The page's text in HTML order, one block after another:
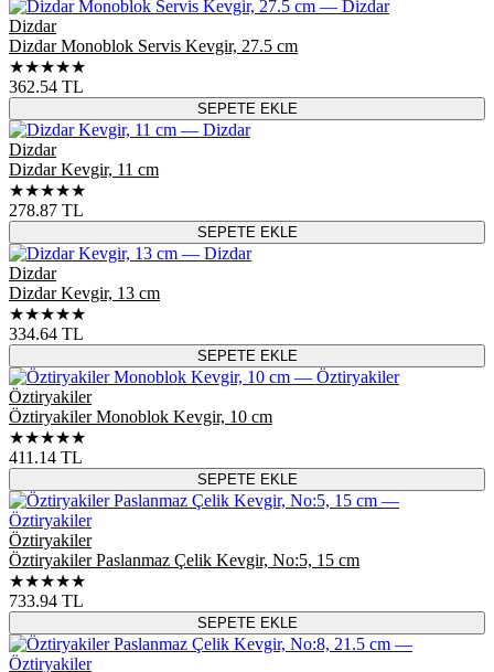
Dizdar
Dizdar Monoblok Servis Kevgir, 27.5 cm
★★★★★
362.54 TL
SEPETE EKLE
Dizdar
Dizdar Kevgir, 11 cm
★★★★★
278.87 TL
SEPETE EKLE
Dizdar
Dizdar Kevgir, 13 cm
★★★★★
334.64 TL
SEPETE EKLE
Öztiryakiler
Öztiryakiler Monoblok Kevgir, 10 cm
★★★★★
411.14 TL
SEPETE EKLE
Öztiryakiler
Öztiryakiler Paslanmaz Çelik Kevgir, No:5, 15 cm
★★★★★
733.94 TL
SEPETE EKLE